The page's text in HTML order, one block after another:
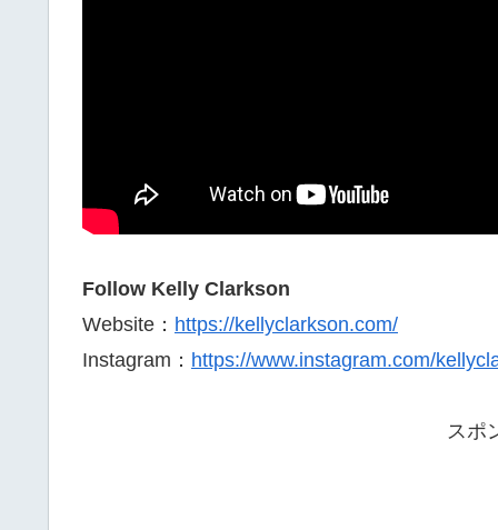
Follow Kelly Clarkson
Website： https://kellyclarkson.com/
Instagram： https://www.instagram.com/
スポ